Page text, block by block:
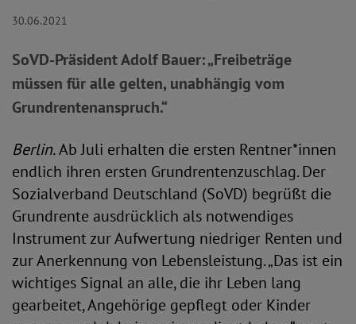
30.06.2021
SoVD-Präsident Adolf Bauer: „Freibeträge
müssen für alle gelten, unabhängig vom
Grundrentenanspruch.“
Berlin.Ab Juli erhalten die ersten Rentner*innen
endlich ihren ersten Grundrentenzuschlag. Der
Sozialverband Deutschland (SoVD) begrüßt die
Grundrente ausdrücklich als notwendiges
Instrument zur Aufwertung niedriger Renten und
zur Anerkennung von Lebensleistung. „Das ist ein
wichtiges Signal an alle, die ihr Leben lang
gearbeitet, Angehörige gepflegt oder Kinder